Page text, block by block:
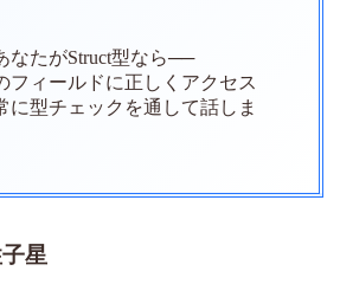
なたがStruct型なら──
フィールドに正しくアクセス
に型チェックを通して話しま
星